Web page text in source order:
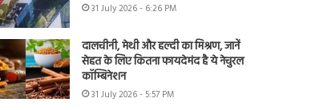
31 July 2026 - 6:26 PM
दालचीनी, मेथी और हल्दी का मिश्रण, जानें
सेहत के लिए कितना फायदेमंद है ये नेचुरल
कॉम्बिनेशन
31 July 2026 - 5:57 PM